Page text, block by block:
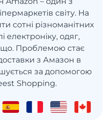
світу. На
сотні різноманітних
електроніку, одяг,
Проблемою стає
з Амазон в
за допомогою
Shopping.